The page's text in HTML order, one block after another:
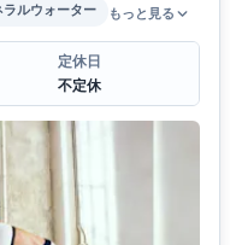
ラルウォーター もっと見る
定休日
不定休